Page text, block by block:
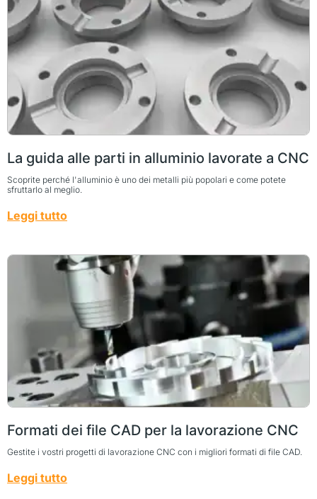
La guida alle parti in alluminio lavorate a CNC
Scoprite perché l'alluminio è uno dei metalli più popolari e come potete
sfruttarlo al meglio.
Leggi tutto
Formati dei file CAD per la lavorazione CNC
Gestite i vostri progetti di lavorazione CNC con i migliori formati di file CAD.
Leggi tutto